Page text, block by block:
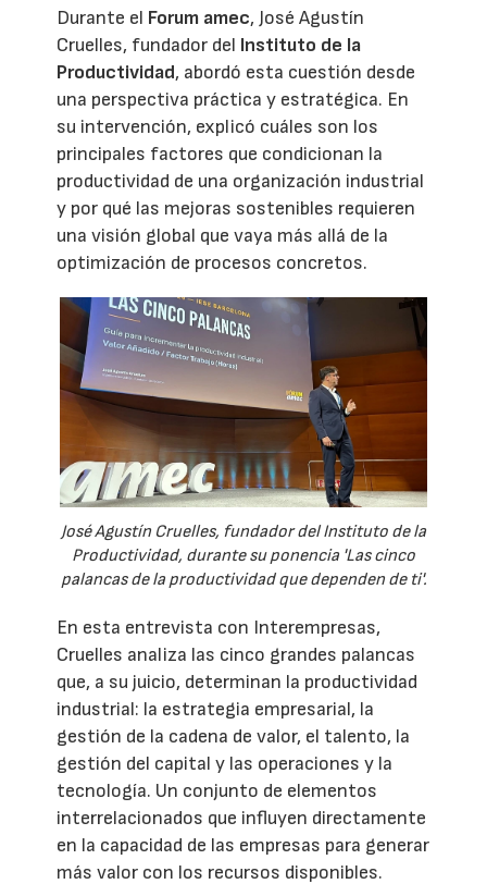
Durante el Forum amec, José Agustín
Cruelles, fundador del Instituto de la
Productividad, abordó esta cuestión desde
una perspectiva práctica y estratégica. En
su intervención, explicó cuáles son los
principales factores que condicionan la
productividad de una organización industrial
y por qué las mejoras sostenibles requieren
una visión global que vaya más allá de la
optimización de procesos concretos.
José Agustín Cruelles, fundador del Instituto de la
Productividad, durante su ponencia 'Las cinco
palancas de la productividad que dependen de ti'.
En esta entrevista con Interempresas,
Cruelles analiza las cinco grandes palancas
que, a su juicio, determinan la productividad
industrial: la estrategia empresarial, la
gestión de la cadena de valor, el talento, la
gestión del capital y las operaciones y la
tecnología. Un conjunto de elementos
interrelacionados que influyen directamente
en la capacidad de las empresas para generar
más valor con los recursos disponibles.